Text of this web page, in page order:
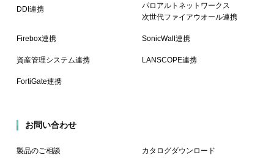
DDI連携
パロアルトネットワークス
次世代ファイアウオール連携
Firebox連携 SonicWall連携
資産管理システム連携 LANSCOPE連携
FortiGate連携
お問い合わせ
製品のご相談 カタログダウンロード